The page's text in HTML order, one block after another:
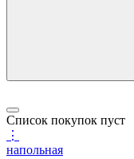
Список покупок пуст
⋮
напольная